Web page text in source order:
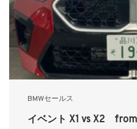
BMWセールス
イベント X1 vs X2